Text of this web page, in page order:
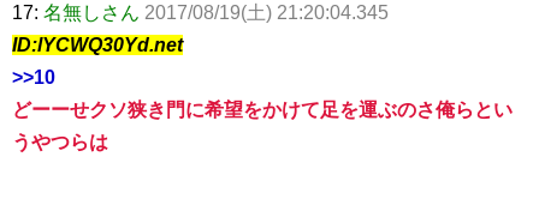
17: 名無しさん 2017/08/19(土) 21:20:04.345
ID:lYCWQ30Yd.net
>>10
どーーせクソ狭き門に希望をかけて足を運ぶのさ俺らとい
うやつらは